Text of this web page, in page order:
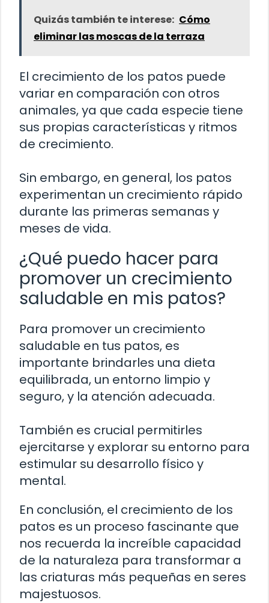
Quizás también te interese: Cómo
eliminar las moscas de la terraza
El crecimiento de los patos puede
variar en comparación con otros
animales, ya que cada especie tiene
sus propias características y ritmos
de crecimiento.
Sin embargo, en general, los patos
experimentan un crecimiento rápido
durante las primeras semanas y
meses de vida.
¿Qué puedo hacer para
promover un crecimiento
saludable en mis patos?
Para promover un crecimiento
saludable en tus patos, es
importante brindarles una dieta
equilibrada, un entorno limpio y
seguro, y la atención adecuada.
También es crucial permitirles
ejercitarse y explorar su entorno para
estimular su desarrollo físico y
mental.
En conclusión, el crecimiento de los
patos es un proceso fascinante que
nos recuerda la increíble capacidad
de la naturaleza para transformar a
las criaturas más pequeñas en seres
majestuosos.